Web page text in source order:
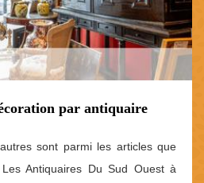
par antiquaire
sont parmi les articles que
Les Antiquaires Du Sud Ouest à